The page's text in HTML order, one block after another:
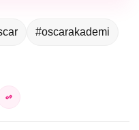
#oscarakademi